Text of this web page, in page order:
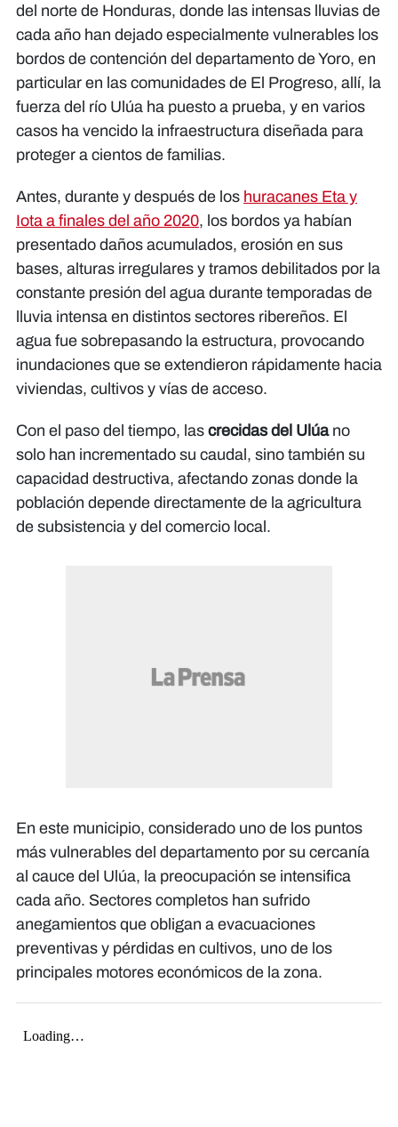
del norte de Honduras, donde las intensas lluvias de
cada año han dejado especialmente vulnerables los
bordos de contención del departamento de Yoro, en
particular en las comunidades de El Progreso, allí, la
fuerza del río Ulúa ha puesto a prueba, y en varios
casos ha vencido la infraestructura diseñada para
proteger a cientos de familias.
Antes, durante y después de los huracanes Eta y
Iota a finales del año 2020, los bordos ya habían
presentado daños acumulados, erosión en sus
bases, alturas irregulares y tramos debilitados por la
constante presión del agua durante temporadas de
lluvia intensa en distintos sectores ribereños. El
agua fue sobrepasando la estructura, provocando
inundaciones que se extendieron rápidamente hacia
viviendas, cultivos y vías de acceso.
Con el paso del tiempo, las crecidas del Ulúa no
solo han incrementado su caudal, sino también su
capacidad destructiva, afectando zonas donde la
población depende directamente de la agricultura
de subsistencia y del comercio local.
En este municipio, considerado uno de los puntos
más vulnerables del departamento por su cercanía
al cauce del Ulúa, la preocupación se intensifica
cada año. Sectores completos han sufrido
anegamientos que obligan a evacuaciones
preventivas y pérdidas en cultivos, uno de los
principales motores económicos de la zona.